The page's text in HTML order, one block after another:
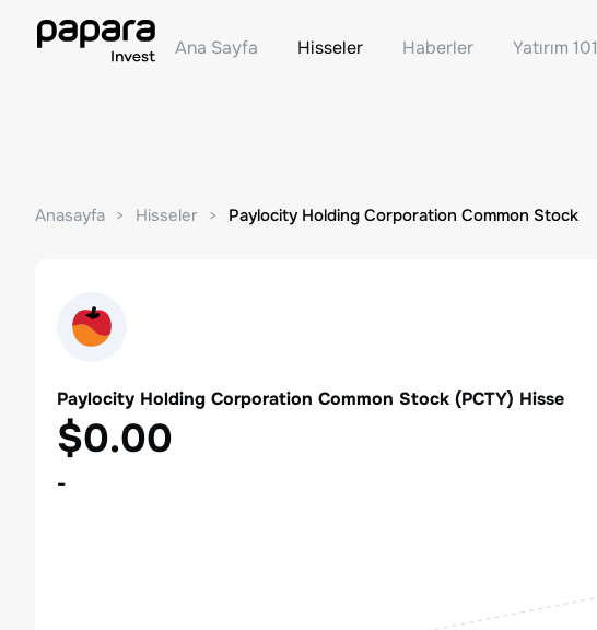
Ana Sayfa Hisseler Haberler Yatırım 101
Anasayfa Hisseler Paylocity Holding Corporation Common Stock
Paylocity Holding Corporation Common Stock (PCTY) Hisse
$0.00
-